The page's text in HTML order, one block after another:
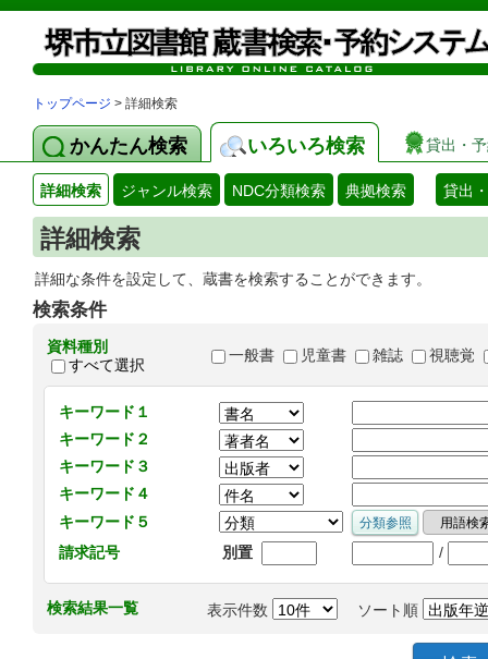
トップページ > 詳細検索
かんたん検索 いろいろ検索 貸出・
詳細検索 ジャンル検索 NDC分類検索 典拠検索 貸出
詳細検索
詳細な条件を設定して、蔵書を検索することができます。
検索条件
資料種別
すべて選択
一般書 児童書 雑誌 視聴覚
キーワード１
キーワード２
キーワード３
キーワード４
キーワード５
請求記号
別置 /
検索結果一覧 表示件数 ソート順